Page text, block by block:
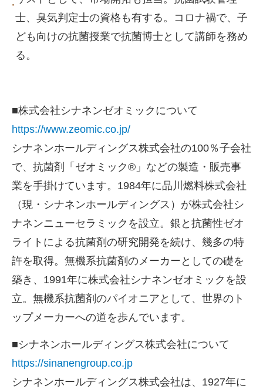
士、臭気判定士の資格も有する。コロナ禍で、子
ども向けの抗菌授業で抗菌博士として講師を務め
る。
■株式会社シナネンゼオミックについて
https://www.zeomic.co.jp/
シナネンホールディングス株式会社の100％子会社
で、抗菌剤「ゼオミック®」などの製造・販売事
業を手掛けています。1984年に品川燃料株式会社
（現・シナネンホールディングス）が株式会社シ
ナネンニューセラミックを設立。銀と抗菌性ゼオ
ライトによる抗菌剤の研究開発を続け、幾多の特
許を取得。無機系抗菌剤のメーカーとしての礎を
築き、1991年に株式会社シナネンゼオミックを設
立。無機系抗菌剤のパイオニアとして、世界のト
ップメーカーへの道を歩んでいます。
■シナネンホールディングス株式会社について
https://sinanengroup.co.jp
シナネンホールディングス株式会社は、1927年に